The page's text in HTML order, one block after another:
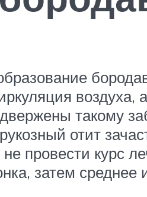
такому
отит
провести курс
затем